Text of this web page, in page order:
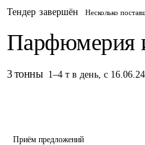
Тендер завершён Несколько
Парфюмерия
3 тонны 1–4 т в день,с
Приём предложений